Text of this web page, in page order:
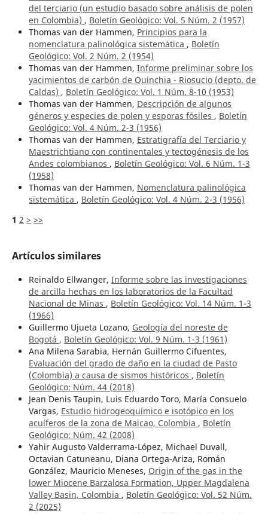
del terciario (un estudio basado sobre análisis de polen
en Colombia) , Boletín Geológico: Vol. 5 Núm. 2 (1957)
Thomas van der Hammen, Principios para la
nomenclatura palinológica sistemática , Boletín
Geológico: Vol. 2 Núm. 2 (1954)
Thomas van der Hammen, Informe preliminar sobre los
yacimientos de carbón de Quinchia - Riosucio (depto. de
Caldas) , Boletín Geológico: Vol. 1 Núm. 8-10 (1953)
Thomas van der Hammen, Descripción de algunos
géneros y especies de polen y esporas fósiles , Boletín
Geológico: Vol. 4 Núm. 2-3 (1956)
Thomas van der Hammen, Estratigrafía del Terciario y
Maestrichtiano con continentales y tectogénesis de los
Andes colombianos , Boletín Geológico: Vol. 6 Núm. 1-3
(1958)
Thomas van der Hammen, Nomenclatura palinológica
sistemática , Boletín Geológico: Vol. 4 Núm. 2-3 (1956)
1 2 > >>
Artículos similares
Reinaldo Ellwanger, Informe sobre las investigaciones
de arcilla hechas en los laboratorios de la Facultad
Nacional de Minas , Boletín Geológico: Vol. 14 Núm. 1-3
(1966)
Guillermo Ujueta Lozano, Geología del noreste de
Bogotá , Boletín Geológico: Vol. 9 Núm. 1-3 (1961)
Ana Milena Sarabia, Hernán Guillermo Cifuentes,
Evaluación del grado de daño en la ciudad de Pasto
(Colombia) a causa de sismos históricos , Boletín
Geológico: Núm. 44 (2018)
Jean Denis Taupin, Luis Eduardo Toro, María Consuelo
Vargas, Estudio hidrogeoquímico e isotópico en los
acuíferos de la zona de Maicao, Colombia , Boletín
Geológico: Núm. 42 (2008)
Yahir Augusto Valderrama-López, Michael Duvall,
Octavian Catuneanu, Diana Ortega-Ariza, Román
González, Mauricio Meneses, Origin of the gas in the
lower Miocene Barzalosa Formation, Upper Magdalena
Valley Basin, Colombia , Boletín Geológico: Vol. 52 Núm.
2 (2025)